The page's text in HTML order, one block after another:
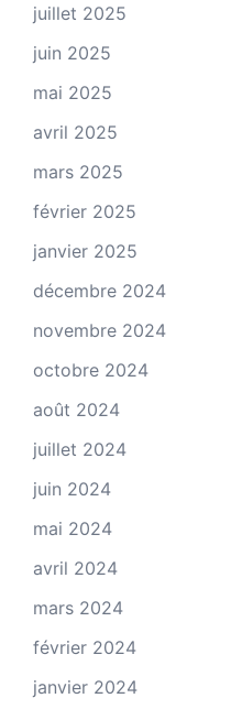
juillet 2025
juin 2025
mai 2025
avril 2025
mars 2025
février 2025
janvier 2025
décembre 2024
novembre 2024
octobre 2024
août 2024
juillet 2024
juin 2024
mai 2024
avril 2024
mars 2024
février 2024
janvier 2024